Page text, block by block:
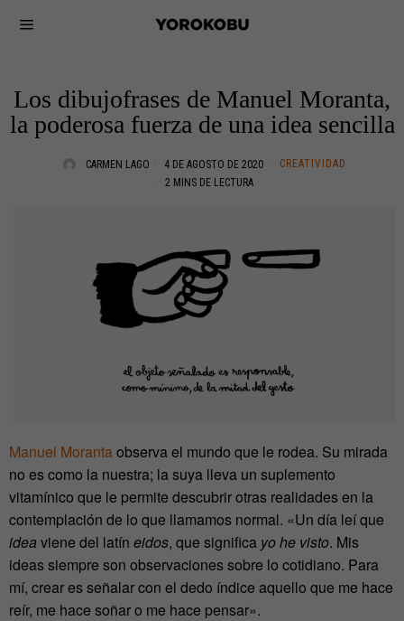
Los dibujofrases de Manuel Moranta,
la poderosa fuerza de una idea sencilla
CARMEN LAGO 4 DE AGOSTO DE 2020
CREATIVIDAD
2 MINS DE LECTURA
Manuel Morantaobserva el mundo que le rodea. Su mirada
no es como la nuestra; la suya lleva un suplemento
vitamínico que le permite descubrir otras realidades en la
contemplación de lo que llamamos normal. «Un día leí que
idea viene del latín eidos, que significa yo he visto. Mis
ideas siempre son observaciones sobre lo cotidiano. Para
mí, crear es señalar con el dedo índice aquello que me hace
reír, me hace soñar o me hace pensar».